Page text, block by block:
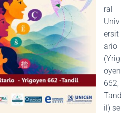
ral
Univ
ersit
ario
(Yrig
oyen
662,
Tand
il) se